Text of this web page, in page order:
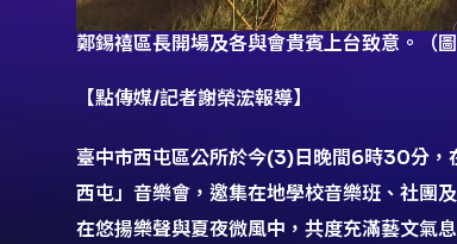
鄭錫禧區長開場及各與會貴賓上台致意。（圖
【點傳媒/記者謝榮浤報導】
臺中市西屯區公所於今(3)日晚間6時30分
西屯」音樂會，邀集在地學校音樂班、社團
在悠揚樂聲與夏夜微風中，共度充滿藝文氣